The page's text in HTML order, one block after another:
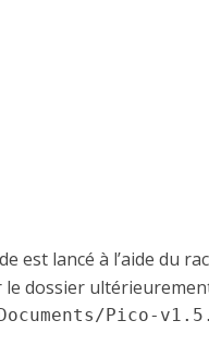
est lancé à l’aide du
dossier
Pico-